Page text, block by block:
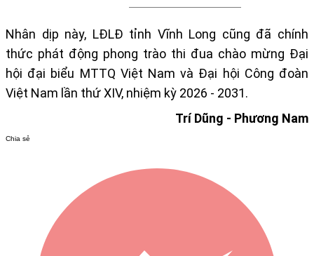
Nhân dịp này, LĐLĐ tỉnh Vĩnh Long cũng đã chính
thức phát động phong trào thi đua chào mừng Đại
hội đại biểu MTTQ Việt Nam và Đại hội Công đoàn
Việt Nam lần thứ XIV, nhiệm kỳ 2026 - 2031.
Trí Dũng - Phương Nam
Chia sẻ